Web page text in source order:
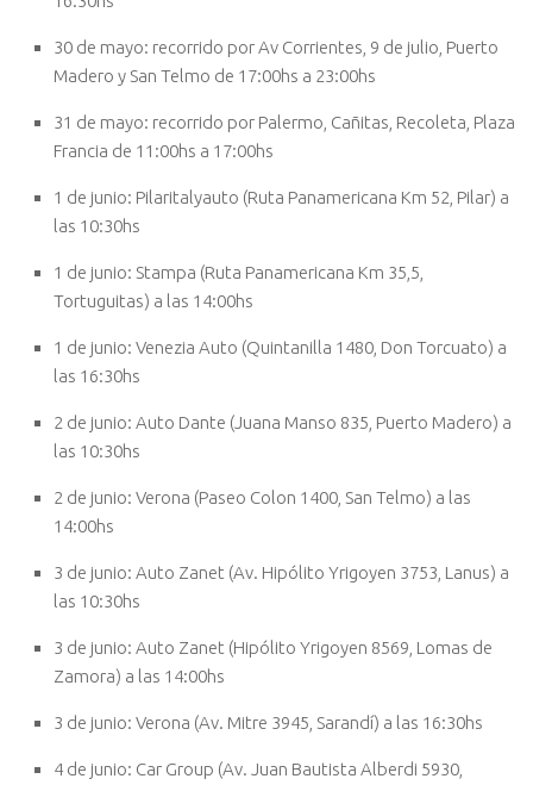
30 de mayo: recorrido por Av Corrientes, 9 de julio, Puerto
Madero y San Telmo de 17:00hs a 23:00hs
31 de mayo: recorrido por Palermo, Cañitas, Recoleta, Plaza
Francia de 11:00hs a 17:00hs
1 de junio: Pilaritalyauto (Ruta Panamericana Km 52, Pilar) a
las 10:30hs
1 de junio: Stampa (Ruta Panamericana Km 35,5,
Tortuguitas) a las 14:00hs
1 de junio: Venezia Auto (Quintanilla 1480, Don Torcuato) a
las 16:30hs
2 de junio: Auto Dante (Juana Manso 835, Puerto Madero) a
las 10:30hs
2 de junio: Verona (Paseo Colon 1400, San Telmo) a las
14:00hs
3 de junio: Auto Zanet (Av. Hipólito Yrigoyen 3753, Lanus) a
las 10:30hs
3 de junio: Auto Zanet (Hipólito Yrigoyen 8569, Lomas de
Zamora) a las 14:00hs
3 de junio: Verona (Av. Mitre 3945, Sarandí) a las 16:30hs
4 de junio: Car Group (Av. Juan Bautista Alberdi 5930,